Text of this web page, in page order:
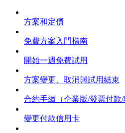
方案和定價
免費方案入門指南
開始一週免費試用
方案變更、取消與試用結束
合約手續（企業版/發票付款/
變更付款信用卡